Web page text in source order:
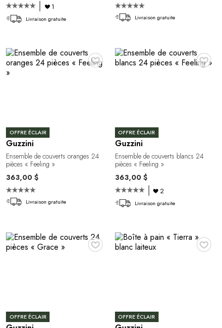
1
Livraison gratuite Livraison gratuite
♥
OFFRE ÉCLAIR
Guzzini
Ensemble de couverts oranges 24
pièces « Feeling »
363,00 $
Livraison gratuite
♥
OFFRE ÉCLAIR
Guzzini
Ensemble de couverts blancs 24
pièces « Feeling »
363,00 $
2
Livraison gratuite
♥
OFFRE ÉCLAIR
♥
OFFRE ÉCLAIR